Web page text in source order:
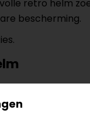
retro helm
bescherming.